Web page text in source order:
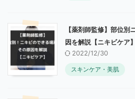
【薬剤師監修】部位別
因を解説【ニキビケア】
2022/12/30
スキンケア・美肌